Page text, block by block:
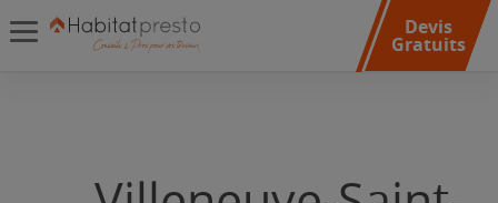
Devis
Gratuits